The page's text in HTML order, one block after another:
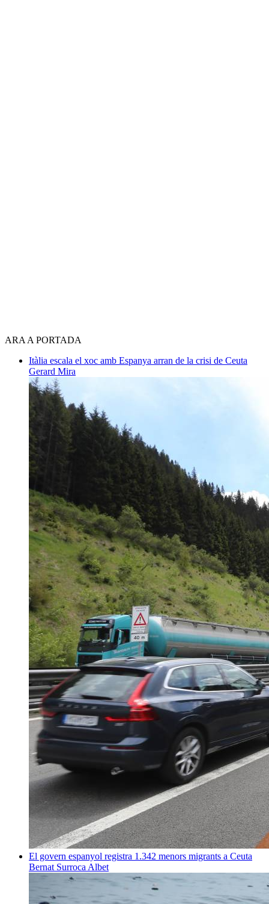
ARA A PORTADA
Itàlia escala el xoc amb Espanya arran de la crisi de Ceuta
Gerard Mira
El govern espanyol registra 1.342 menors migrants a Ceuta
Bernat Surroca Albet